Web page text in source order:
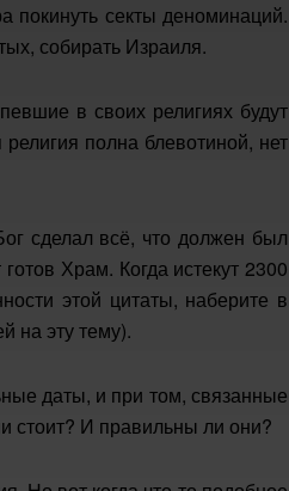
покинуть секты деноминаций.
собирать Израиля.
в своих религиях будут
полна блевотиной, нет
сделал всё, что должен был
Храм. Когда истекут 2300
этой цитаты, наберите в
на эту тему).
даты, и при том, связанные
стоит? И правильны ли они?